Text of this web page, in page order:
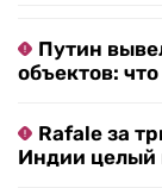
Путин
объектов:
Rafale за
Индии целый